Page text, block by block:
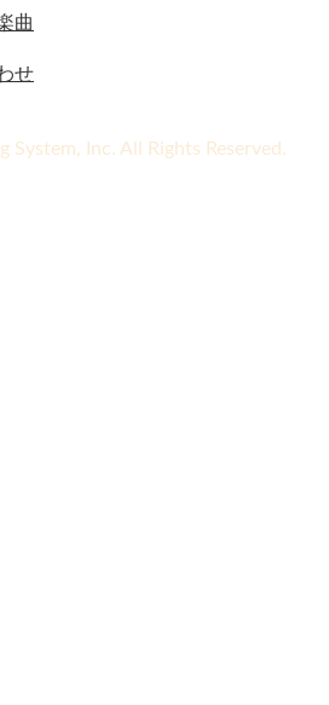
曲
せ
Inc. All Rights Reserved.